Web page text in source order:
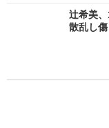
辻希美
散乱し